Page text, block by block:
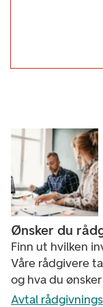
Ønsker du
Finn ut hvilken
Våre rådgivere
og hva du
Avtal